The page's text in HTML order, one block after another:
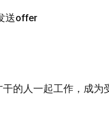
送offer
的人一起工作，成为